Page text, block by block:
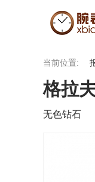
当前位置:
格拉
无色钻石